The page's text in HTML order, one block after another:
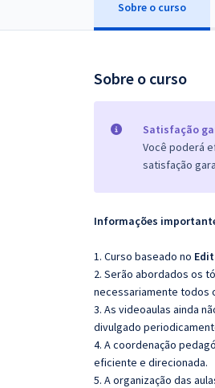
Sobre o curso
Sobre o curso
Satisfação
Você poderá
satisfação
Informações
1. Curso baseado no
2. Serão abordados os
necessariamente todos
3. As videoaulas ainda
divulgado
4. A coordenação
eficiente e direcionada.
5. A organização das